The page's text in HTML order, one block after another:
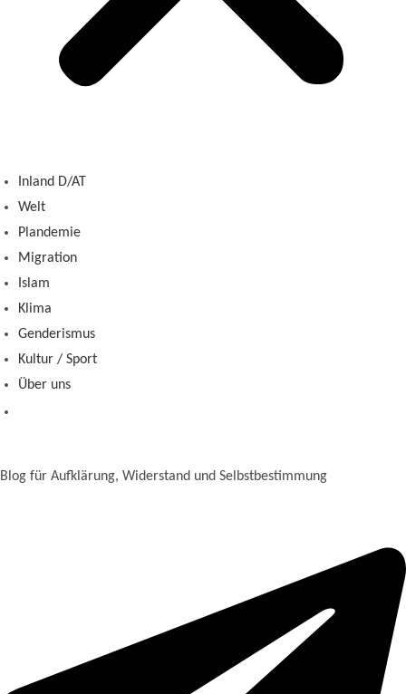
Inland D/AT
Welt
Plandemie
Migration
Islam
Klima
Genderismus
Kultur / Sport
Über uns
Blog für Aufklärung, Widerstand und Selbstbestimmung